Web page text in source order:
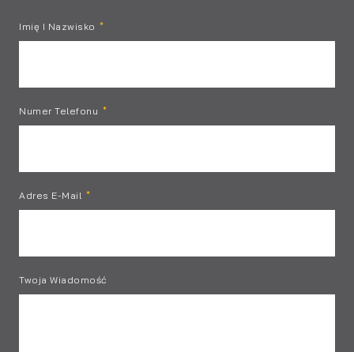
Imię I Nazwisko
Numer Telefonu
Adres E-Mail
Twoja Wiadomość